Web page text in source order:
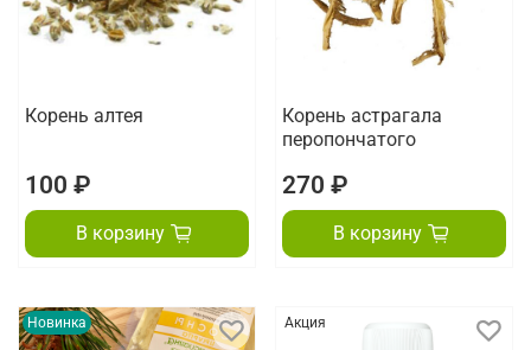
Корень алтея
100 ₽
В корзину
Корень астрагала
перопончатого
270 ₽
В корзину
Новинка Акция